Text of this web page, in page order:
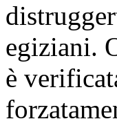
egiziani.
è